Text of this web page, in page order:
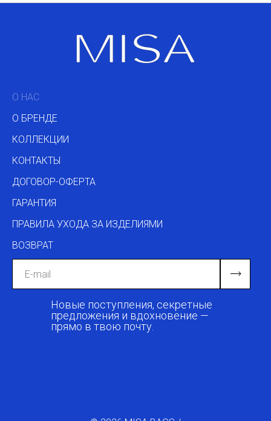
ДОГОВОР-ОФЕРТА
ГАРАНТИЯ
ПРАВИЛА УХОДА ЗА ИЗДЕЛИЯМИ
ВОЗВРАТ
О НАС
О БРЕНДЕ
КОЛЛЕКЦИИ
КОНТАКТЫ
Новые поступления, секретные
предложения и вдохновение —
прямо в твою почту.